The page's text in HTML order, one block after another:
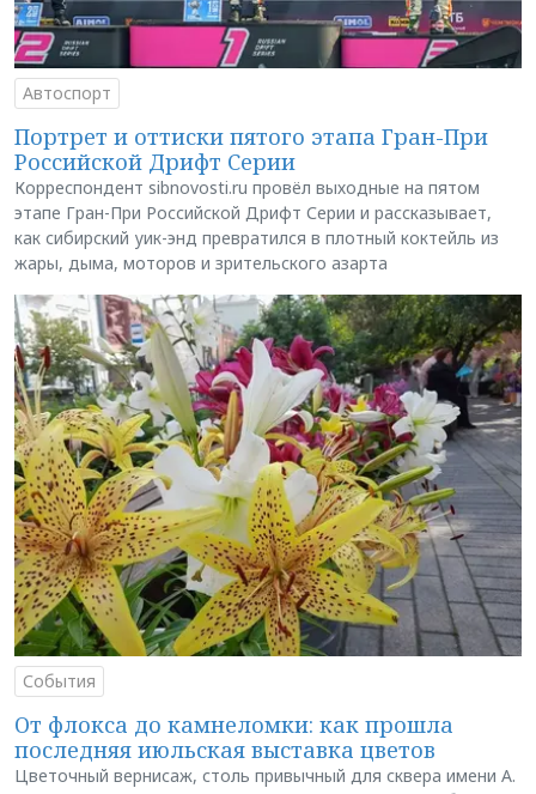
Автоспорт
Портрет и оттиски пятого этапа Гран-При
Российской Дрифт Серии
Корреспондент sibnovosti.ru провёл выходные на пятом
этапе Гран-При Российской Дрифт Серии и рассказывает,
как сибирский уик-энд превратился в плотный коктейль из
жары, дыма, моторов и зрительского азарта
События
От флокса до камнеломки: как прошла
последняя июльская выставка цветов
Цветочный вернисаж, столь привычный для сквера имени А.